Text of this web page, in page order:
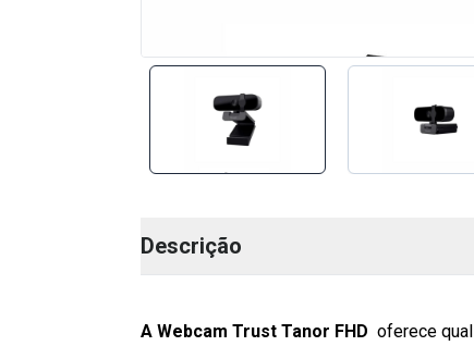
Descrição
A Webcam Trust Tanor FHD oferece